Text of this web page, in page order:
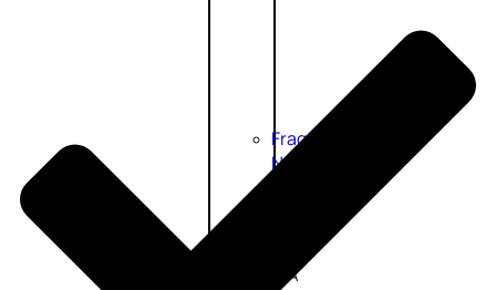
Fragranze
Nature
VERBENA